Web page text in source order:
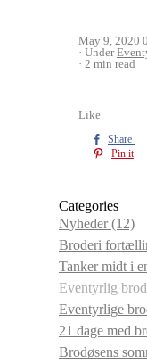
May 9, 2020
Under
2 min read
Like
Share
Pin it
Categories
Nyheder(12)
Broderi
Tanker midt i
Eventyrlig
Eventyrlige
21 dage med
Brodøsens